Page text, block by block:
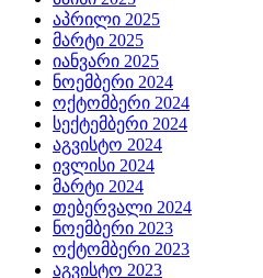
აპრილი 2025
მარტი 2025
იანვარი 2025
ნოემბერი 2024
ოქტომბერი 2024
სექტემბერი 2024
აგვისტო 2024
ივლისი 2024
მარტი 2024
თებერვალი 2024
ნოემბერი 2023
ოქტომბერი 2023
აგვისტო 2023